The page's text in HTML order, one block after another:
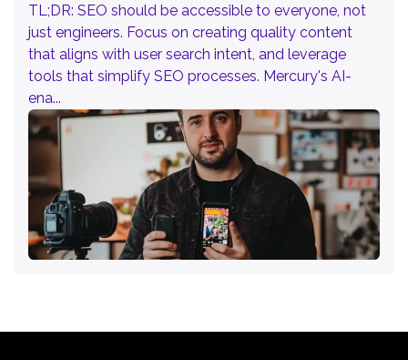
TL;DR: SEO should be accessible to everyone, not
just engineers. Focus on creating quality content
that aligns with user search intent, and leverage
tools that simplify SEO processes. Mercury's AI-
ena...